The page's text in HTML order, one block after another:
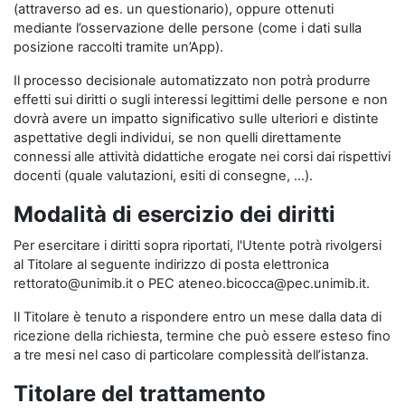
(attraverso ad es. un questionario), oppure ottenuti
mediante l’osservazione delle persone (come i dati sulla
posizione raccolti tramite un’App).
Il processo decisionale automatizzato non potrà produrre
effetti sui diritti o sugli interessi legittimi delle persone e non
dovrà avere un impatto significativo sulle ulteriori e distinte
aspettative degli individui, se non quelli direttamente
connessi alle attività didattiche erogate nei corsi dai rispettivi
docenti (quale valutazioni, esiti di consegne, …).
Modalità di esercizio dei diritti
Per esercitare i diritti sopra riportati, l'Utente potrà rivolgersi
al Titolare al seguente indirizzo di posta elettronica
rettorato@unimib.it o PEC ateneo.bicocca@pec.unimib.it.
Il Titolare è tenuto a rispondere entro un mese dalla data di
ricezione della richiesta, termine che può essere esteso fino
a tre mesi nel caso di particolare complessità dell’istanza.
Titolare del trattamento